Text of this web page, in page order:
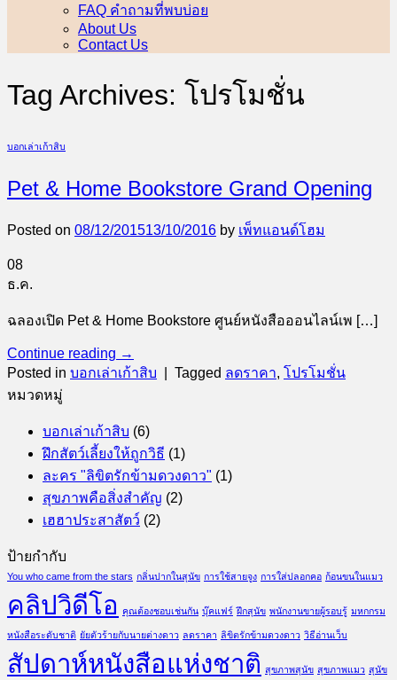
FAQ คำถามที่พบบ่อย
About Us
Contact Us
Tag Archives: โปรโมชั่น
บอกเล่าเก้าสิบ
Pet & Home Bookstore Grand Opening
Posted on 08/12/201513/10/2016 by เพ็ทแอนด์โฮม
08
ธ.ค.
ฉลองเปิด Pet & Home Bookstore ศูนย์หนังสือออนไลน์เพ […]
Continue reading →
Posted in บอกเล่าเก้าสิบ Tagged ลดราคา, โปรโมชั่น
หมวดหมู่
บอกเล่าเก้าสิบ (6)
ฝึกสัตว์เลี้ยงให้ถูกวิธี (1)
ละคร "ลิขิตรักข้ามดวงดาว" (1)
สุขภาพคือสิ่งสำคัญ (2)
เฮฮาประสาสัตว์ (2)
ป้ายกำกับ
You who came from the stars กลิ่นปากในสุนัข การใช้สายจูง การใส่ปลอกคอ ก้อนขนในแมว
คลิปวิดีโอ คุณต้องชอบเช่นกัน บุ๊คแฟร์ ฝึกสุนัข พนักงานขายผู้รอบรู้ มหกกรม
หนังสือระดับชาติ ยัยตัวร้ายกับนายต่างดาว ลดราคา ลิขิตรักข้ามดวงดาว วิธีอ่านเว็บ
สัปดาห์หนังสือแห่งชาติ สุขภาพสุนัข สุขภาพแมว สุนัข